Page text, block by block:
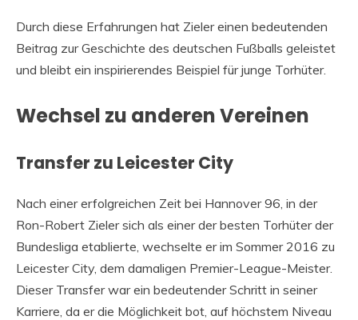
Durch diese Erfahrungen hat Zieler einen bedeutenden
Beitrag zur Geschichte des deutschen Fußballs geleistet
und bleibt ein inspirierendes Beispiel für junge Torhüter.
Wechsel zu anderen Vereinen
Transfer zu Leicester City
Nach einer erfolgreichen Zeit bei Hannover 96, in der
Ron-Robert Zieler sich als einer der besten Torhüter der
Bundesliga etablierte, wechselte er im Sommer 2016 zu
Leicester City, dem damaligen Premier-League-Meister.
Dieser Transfer war ein bedeutender Schritt in seiner
Karriere, da er die Möglichkeit bot, auf höchstem Niveau